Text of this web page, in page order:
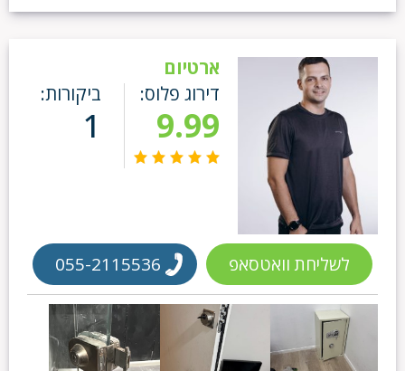
ארטיום
דירוג פלוס:
9.99
ביקורות:
1
לשליחת וואטסאפ 055-2115536